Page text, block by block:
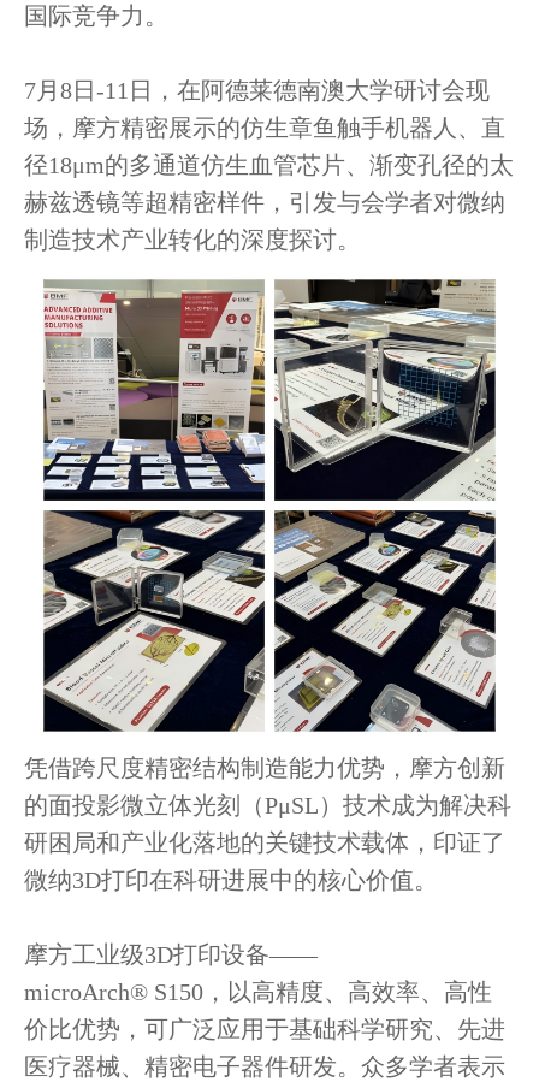
国际竞争力。
7月8日-11日，在阿德莱德南澳大学研讨会现
场，摩方精密展示的仿生章鱼触手机器人、直
径18μm的多通道仿生血管芯片、渐变孔径的太
赫兹透镜等超精密样件，引发与会学者对微纳
制造技术产业转化的深度探讨。
凭借跨尺度精密结构制造能力优势，摩方创新
的面投影微立体光刻（PμSL）技术成为解决科
研困局和产业化落地的关键技术载体，印证了
微纳3D打印在科研进展中的核心价值。
摩方工业级3D打印设备——
microArch® S150，以高精度、高效率、高性
价比优势，可广泛应用于基础科学研究、先进
医疗器械、精密电子器件研发。众多学者表示